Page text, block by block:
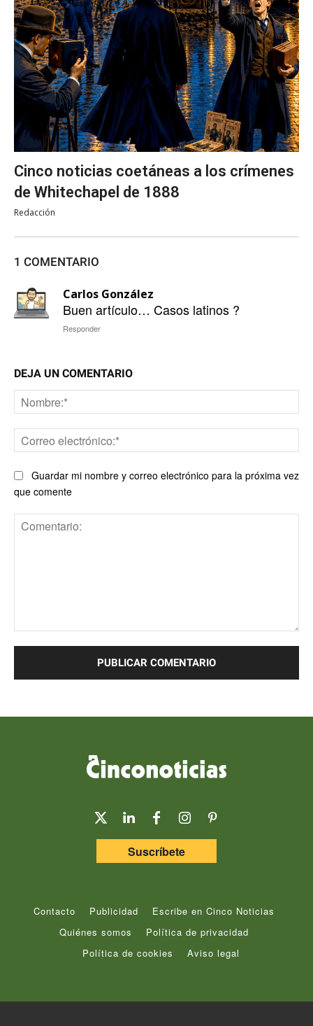
Cinco noticias coetáneas a los crímenes
de Whitechapel de 1888
Redacción
1 COMENTARIO
Carlos González
Buen artículo… Casos latinos ?
Responder
DEJA UN COMENTARIO
Guardar mi nombre y correo electrónico para la próxima vez
que comente
Suscríbete
Contacto Publicidad
Escribe en Cinco Noticias
Quiénes somos
Política de privacidad
Política de cookies
Aviso legal